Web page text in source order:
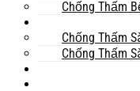
Chống Thấm
Chống Thấm
Chống Thấm